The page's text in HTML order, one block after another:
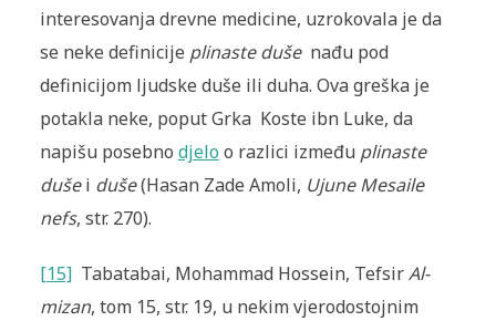
interesovanja drevne medicine, uzrokovala je da
se neke definicije plinaste duše nađu pod
definicijom ljudske duše ili duha. Ova greška je
potakla neke, poput Grka Koste ibn Luke, da
napišu posebno djelo o razlici između plinaste
dušei duše(Hasan Zade Amoli, Ujune Mesaile
nefs, str. 270).
[15]Tabatabai, Mohammad Hossein, TefsirAl-
mizan, tom 15, str. 19, u nekim vjerodostojnim